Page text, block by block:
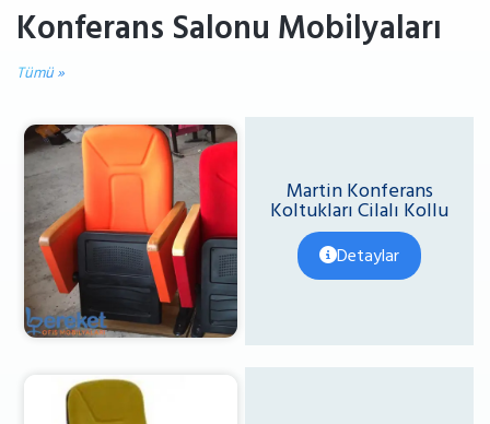
Konferans Salonu Mobilyaları
Tümü »
Martin Konferans
Koltukları Cilalı Kollu
Detaylar